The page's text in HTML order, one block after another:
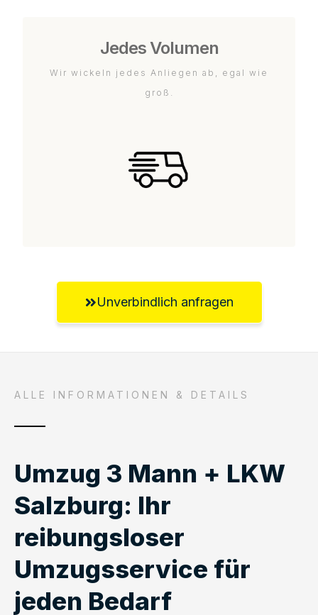
Jedes Volumen
Wir wickeln jedes Anliegen ab, egal wie
groß.
Unverbindlich anfragen
ALLE INFORMATIONEN & DETAILS
Umzug 3 Mann + LKW
Salzburg: Ihr
reibungsloser
Umzugsservice für
jeden Bedarf